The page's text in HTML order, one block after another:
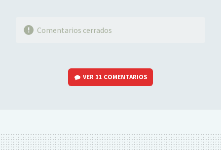
Comentarios cerrados
VER 11 COMENTARIOS